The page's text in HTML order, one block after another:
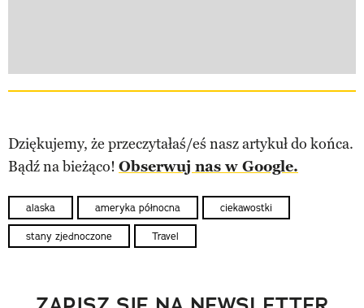
Dziękujemy, że przeczytałaś/eś nasz artykuł do końca.
Bądź na bieżąco! Obserwuj nas w Google.
alaska ameryka północna ciekawostki
stany zjednoczone Travel